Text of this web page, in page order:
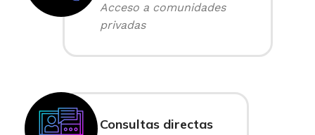
Acceso a comunidades
privadas
Consultas directas